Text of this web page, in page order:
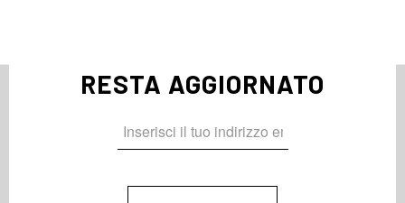
RESTA AGGIORNATO